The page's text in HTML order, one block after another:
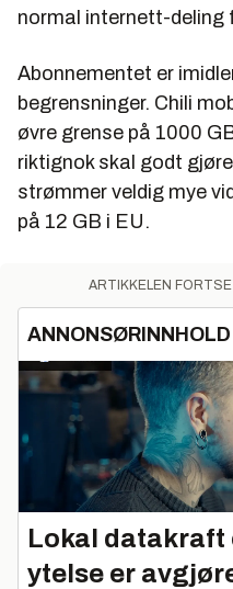
normal internett-deling
Abonnementet er
begrensninger. Chili
øvre grense på 1000
riktignok skal godt
strømmer veldig mye
på 12 GB i EU.
ARTIKKELEN
ANNONSØRINNHOLD
Lokal datakraft
ytelse er